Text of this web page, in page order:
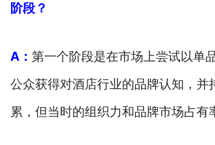
阶段？
A： 第一个阶段是在市场上尝试以单
公众获得对酒店行业的品牌认知，并
累，但当时的组织力和品牌市场占有